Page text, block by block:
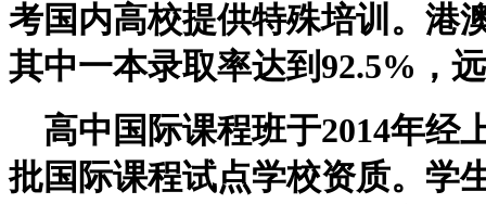
考国内高校提供特殊培训。港
其中一本录取率达到 92.5% ，
高中国际课程班于2014年经
批国际课程试点学校资质。学